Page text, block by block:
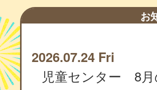
お
2026.07.24 Fri
児童センター 8